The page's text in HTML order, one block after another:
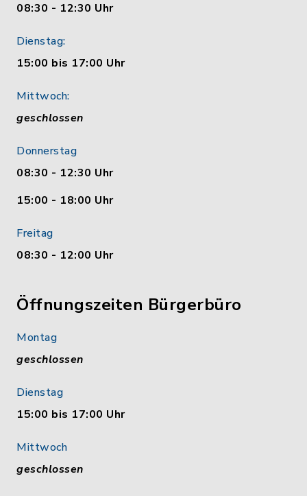
08:30 - 12:30 Uhr
Dienstag:
15:00 bis 17:00 Uhr
Mittwoch:
geschlossen
Donnerstag
08:30 - 12:30 Uhr
15:00 - 18:00 Uhr
Freitag
08:30 - 12:00 Uhr
Öffnungszeiten Bürgerbüro
Montag
geschlossen
Dienstag
15:00 bis 17:00 Uhr
Mittwoch
geschlossen